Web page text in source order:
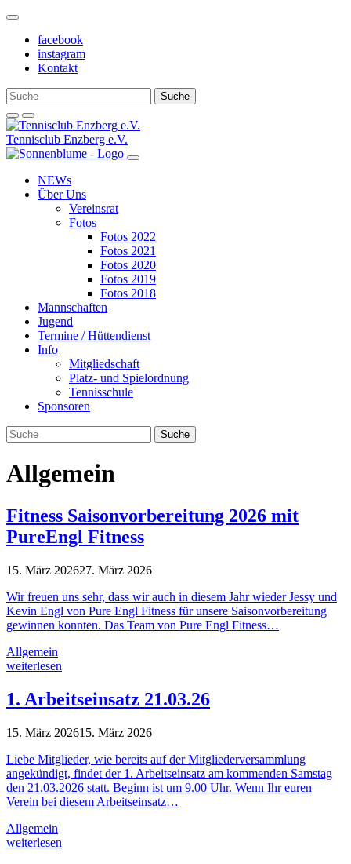
Weiter
Inhalt
facebook
instagram
Kontakt
Tennisclub Enzberg e.V.
NEWs
Über Uns
Vereinsrat
Fotos
Fotos 2022
Fotos 2021
Fotos 2020
Fotos 2019
Fotos 2018
Mannschaften
Jugend
Termine / Hüttendienst
Info
Mitgliedschaft
Platz- und Spielordnung
Tennisschule
Sponsoren
Allgemein
Fitness Saisonvorbereitung 2026 mit
PureEngl Fitness
15. März 202627. März 2026
Wir freuen uns sehr, dass wir auch in diesem Jahr wieder Jessy und
Kevin Engl von Pure Engl Fitness für unsere Saisonvorbereitung
gewinnen konnten. Das Team von Pure Engl Fitness…
Allgemein
weiterlesen
1. Arbeitseinsatz 21.03.26
15. März 202615. März 2026
Liebe Mitglieder, wie bereits auf der Mitgliederversammlung
angekündigt, findet der 1. Arbeitseinsatz am kommenden Samstag
den 21.03.2026 statt. Beginn ist um 9.00 Uhr. Wenn Ihr euren
Verein bei diesem Arbeitseinsatz…
Allgemein
weiterlesen